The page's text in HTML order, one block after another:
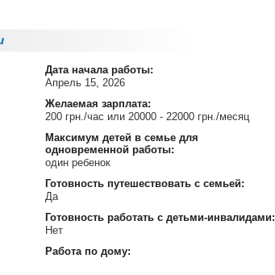
Дата начала работы:
Апрель 15, 2026
Желаемая зарплата:
200 грн./час или 20000 - 22000 грн./месяц
Максимум детей в семье для
одновременной работы:
один ребенок
Готовность путешествовать с семьей:
Да
Готовность работать с детьми-инвалидами:
Нет
Работа по дому: